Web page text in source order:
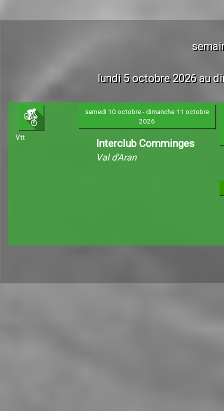
lundi 5 octobre 2026 au
Vtt
samedi 10 octobre - dimanche 11 octobre
2026
Interclub Comminges
Val d'Aran